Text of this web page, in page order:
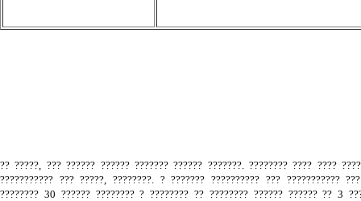
?? ?????, ??? ?????? ?????? ??????? ?????? ???????. ???????? ???? ????
??????????? ??? ?????, ????????. ? ??????? ?????????? ??? ???????????
???????? 30 ?????? ???????? ? ???????? ?? ???????? ?????? ?????? ?? 3